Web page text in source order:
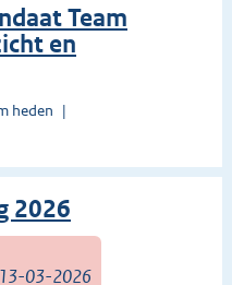
Team
en
heden
2026
03-2026